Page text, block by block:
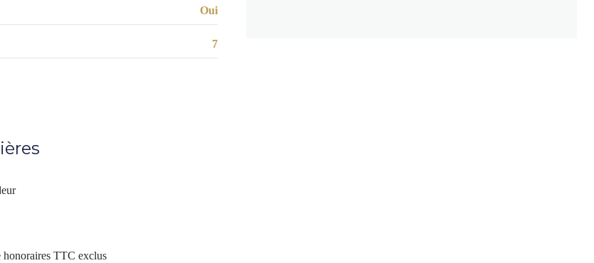
11.2 m²
Oui
7
honoraires TTC exclus